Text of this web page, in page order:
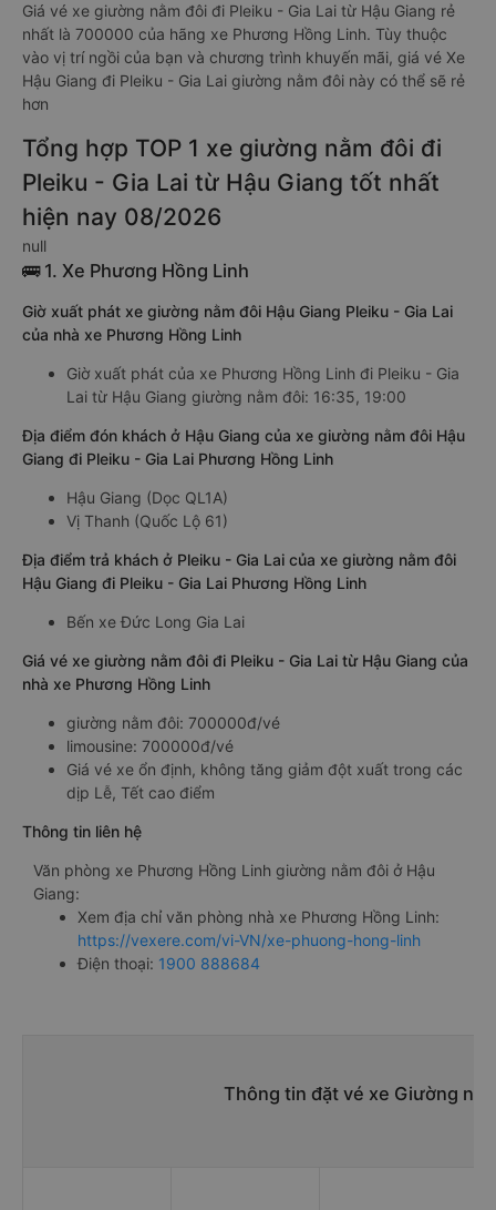
Giá vé xe giường nằm đôi đi Pleiku - Gia Lai từ Hậu Giang rẻ
nhất là 700000 của hãng xe Phương Hồng Linh. Tùy thuộc
vào vị trí ngồi của bạn và chương trình khuyến mãi, giá vé Xe
Hậu Giang đi Pleiku - Gia Lai giường nằm đôi này có thể sẽ rẻ
hơn
Tổng hợp TOP 1 xe giường nằm đôi đi
Pleiku - Gia Lai từ Hậu Giang tốt nhất
hiện nay 08/2026
null
🚌 1. Xe Phương Hồng Linh
Giờ xuất phát xe giường nằm đôi Hậu Giang Pleiku - Gia Lai
của nhà xe Phương Hồng Linh
Giờ xuất phát của xe Phương Hồng Linh đi Pleiku - Gia
Lai từ Hậu Giang giường nằm đôi: 16:35, 19:00
Địa điểm đón khách ở Hậu Giang của xe giường nằm đôi Hậu
Giang đi Pleiku - Gia Lai Phương Hồng Linh
Hậu Giang (Dọc QL1A)
Vị Thanh (Quốc Lộ 61)
Địa điểm trả khách ở Pleiku - Gia Lai của xe giường nằm đôi
Hậu Giang đi Pleiku - Gia Lai Phương Hồng Linh
Bến xe Đức Long Gia Lai
Giá vé xe giường nằm đôi đi Pleiku - Gia Lai từ Hậu Giang của
nhà xe Phương Hồng Linh
giường nằm đôi: 700000đ/vé
limousine: 700000đ/vé
Giá vé xe ổn định, không tăng giảm đột xuất trong các
dịp Lễ, Tết cao điểm
Thông tin liên hệ
Văn phòng xe Phương Hồng Linh giường nằm đôi ở Hậu
Giang:
Xem địa chỉ văn phòng nhà xe Phương Hồng Linh:
https://vexere.com/vi-VN/xe-phuong-hong-linh
Điện thoại: 1900 888684
Thông tin đặt vé xe Giường